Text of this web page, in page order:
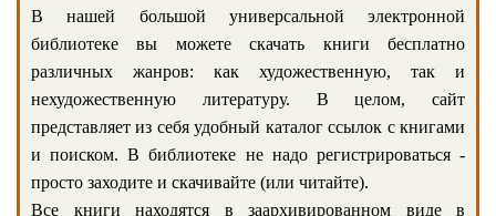
В нашей большой универсальной электронной
библиотеке вы можете скачать книги бесплатно
различных жанров: как художественную, так и
нехудожественную литературу. В целом, сайт
представляет из себя удобный каталог ссылок с книгами
и поиском. В библиотеке не надо регистрироваться -
просто заходите и скачивайте (или читайте).
Все книги находятся в заархивированном виде в